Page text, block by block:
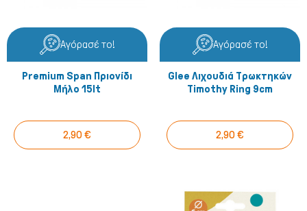
Αγόρασέ το!
Premium Span Πριονίδι
Μήλο 15lt
2,90 €
Αγόρασέ το!
Glee Λιχουδιά Τρωκτηκών
Timothy Ring 9cm
2,90 €